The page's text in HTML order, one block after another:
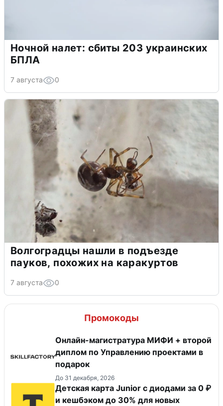
Ночной налет: сбиты 203 украинских
БПЛА
7 августа 0
Волгоградцы нашли в подъезде
пауков, похожих на каракуртов
7 августа 0
Промокоды
Онлайн-магистратура МИФИ + второй
диплом по Управлению проектами в
подарок
До 31 декабря, 2026
Детская карта Junior с диодами за 0 ₽
и кешбэком до 30% для новых